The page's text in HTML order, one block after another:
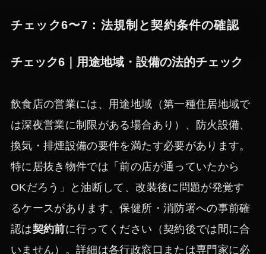
チェック6〜7：法規制と契約条件の確認
チェック6｜用途地域・設備の法的チェック
飲食店の営業には、用途地域（第一種住居地域で
は深夜営業に制限がある場合あり）、防火設備、
換気・排煙設備の要件を満たす必要があります。
特に居抜き物件では「前の店が通っていたから
OKだろう」と油断して、改装後に問題が発覚す
るケースがあります。保健所・消防署への事前確
認は契約前に行ってください（契約後では間に合
いません）。詳細は各行政窓口または専門家に必